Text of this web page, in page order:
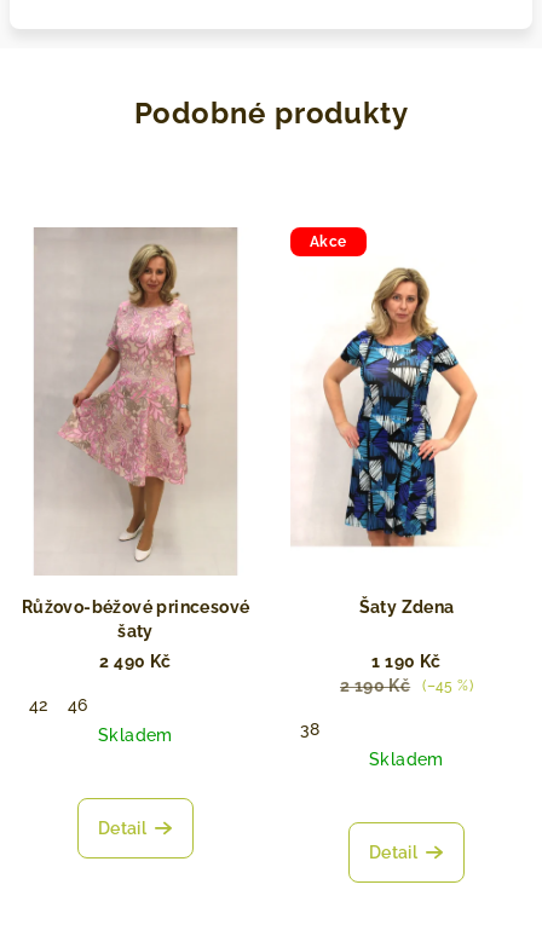
Podobné produkty
Růžovo-béžové princesové
šaty
2 490 Kč
42
46
Skladem
Detail
Akce
Šaty Zdena
1 190 Kč
2 190 Kč
(–45 %)
38
Skladem
Detail